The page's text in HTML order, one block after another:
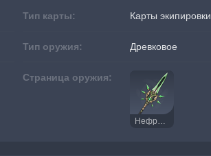
Тип карты: Карты экипировки
Тип оружия: Древковое
Страница оружия:
Нефритовый коршун